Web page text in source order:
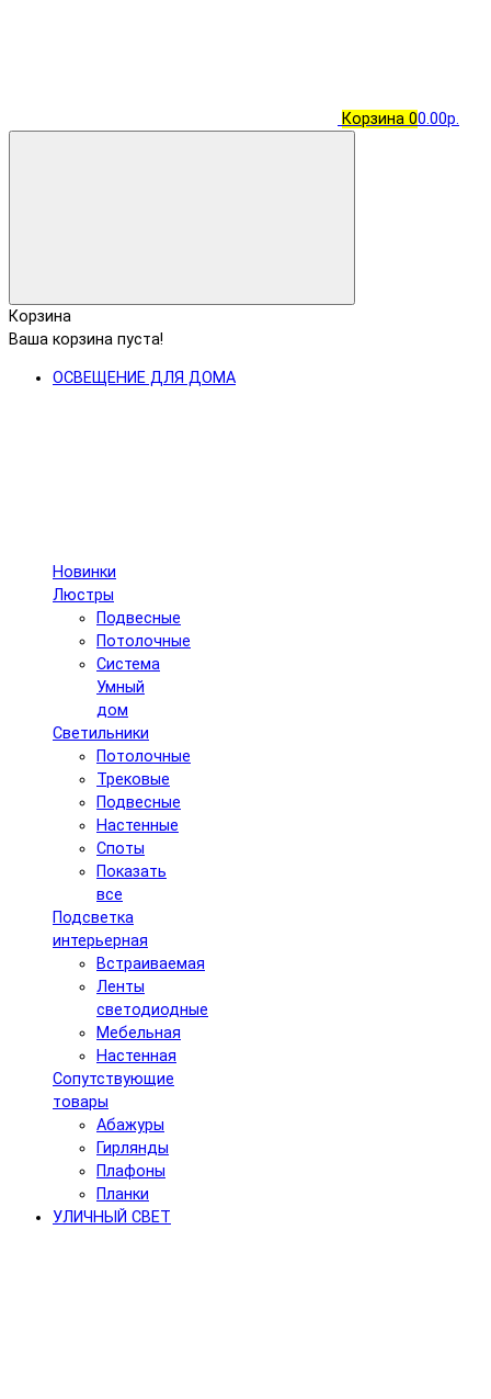
Корзина 00.00р.
Корзина
Ваша корзина пуста!
ОСВЕЩЕНИЕ ДЛЯ ДОМА
Новинки
Люстры
Подвесные
Потолочные
Система
Умный
дом
Светильники
Потолочные
Трековые
Подвесные
Настенные
Споты
Показать
все
Подсветка
интерьерная
Встраиваемая
Ленты
светодиодные
Мебельная
Настенная
Сопутствующие
товары
Абажуры
Гирлянды
Плафоны
Планки
УЛИЧНЫЙ СВЕТ